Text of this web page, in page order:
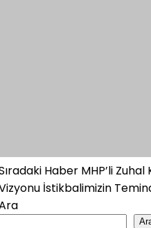
Haber MHP’li
İstikbalimizin